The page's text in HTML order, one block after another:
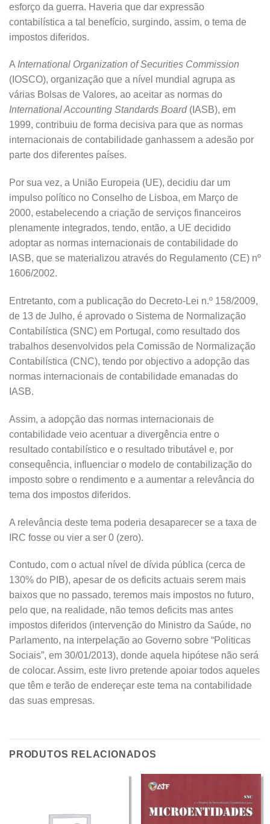
esforço da guerra. Haveria que dar expressão
contabilística a tal benefício, surgindo, assim, o tema de
impostos diferidos.
A International Organization of Securities Commission
(IOSCO), organização que a nível mundial agrupa as
várias Bolsas de Valores, ao aceitar as normas do
International Accounting Standards Board(IASB), em
1999, contribuiu de forma decisiva para que as normas
internacionais de contabilidade ganhassem a adesão por
parte dos diferentes países.
Por sua vez, a União Europeia (UE), decidiu dar um
impulso político no Conselho de Lisboa, em Março de
2000, estabelecendo a criação de serviços financeiros
plenamente integrados, tendo, então, a UE decidido
adoptar as normas internacionais de contabilidade do
IASB, que se materializou através do Regulamento (CE) nº
1606/2002.
Entretanto, com a publicação do Decreto-Lei n.º 158/2009,
de 13 de Julho, é aprovado o Sistema de Normalização
Contabilística (SNC) em Portugal, como resultado dos
trabalhos desenvolvidos pela Comissão de Normalização
Contabilística (CNC), tendo por objectivo a adopção das
normas internacionais de contabilidade emanadas do
IASB.
Assim, a adopção das normas internacionais de
contabilidade veio acentuar a divergência entre o
resultado contabilístico e o resultado tributável e, por
consequência, influenciar o modelo de contabilização do
imposto sobre o rendimento e a aumentar a relevância do
tema dos impostos diferidos.
A relevância deste tema poderia desaparecer se a taxa de
IRC fosse ou vier a ser 0 (zero).
Contudo, com o actual nível de dívida pública (cerca de
130% do PIB), apesar de os deficits actuais serem mais
baixos que no passado, teremos mais impostos no futuro,
pelo que, na realidade, não temos deficits mas antes
impostos diferidos (intervenção do Ministro da Saúde, no
Parlamento, na interpelação ao Governo sobre “Politicas
Sociais”, em 30/01/2013), donde aquela hipótese não será
de colocar. Assim, este livro pretende apoiar todos aqueles
que têm e terão de endereçar este tema na contabilidade
das suas empresas.
PRODUTOS RELACIONADOS